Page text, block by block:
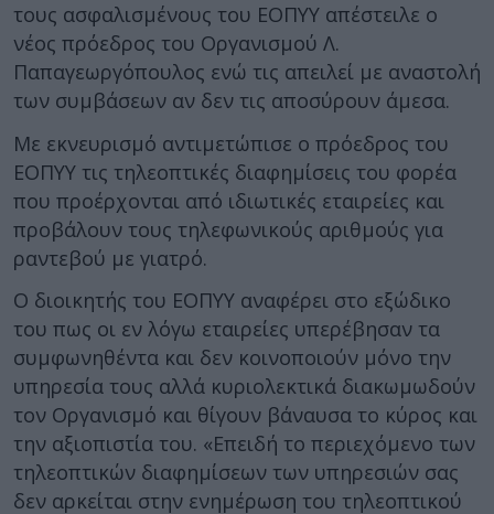
τους ασφαλισμένους του ΕΟΠΥΥ απέστειλε ο
νέος πρόεδρος του Οργανισμού Λ.
Παπαγεωργόπουλος ενώ τις απειλεί με αναστολή
των συμβάσεων αν δεν τις αποσύρουν άμεσα.
Με εκνευρισμό αντιμετώπισε ο πρόεδρος του
ΕΟΠΥΥ τις τηλεοπτικές διαφημίσεις του φορέα
που προέρχονται από ιδιωτικές εταιρείες και
προβάλουν τους τηλεφωνικούς αριθμούς για
ραντεβού με γιατρό.
Ο διοικητής του ΕΟΠΥΥ αναφέρει στο εξώδικο
του πως οι εν λόγω εταιρείες υπερέβησαν τα
συμφωνηθέντα και δεν κοινοποιούν μόνο την
υπηρεσία τους αλλά κυριολεκτικά διακωμωδούν
τον Οργανισμό και θίγουν βάναυσα το κύρος και
την αξιοπιστία του. «Επειδή το περιεχόμενο των
τηλεοπτικών διαφημίσεων των υπηρεσιών σας
δεν αρκείται στην ενημέρωση του τηλεοπτικού